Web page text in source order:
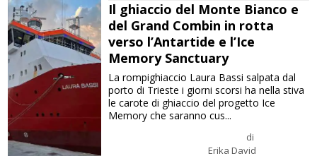
Il ghiaccio del Monte Bianco e
del Grand Combin in rotta
verso l’Antartide e l’Ice
Memory Sanctuary
di
Erika David
La rompighiaccio Laura Bassi salpata dal
porto di Trieste i giorni scorsi ha nella stiva
le carote di ghiaccio del progetto Ice
Memory che saranno cus...